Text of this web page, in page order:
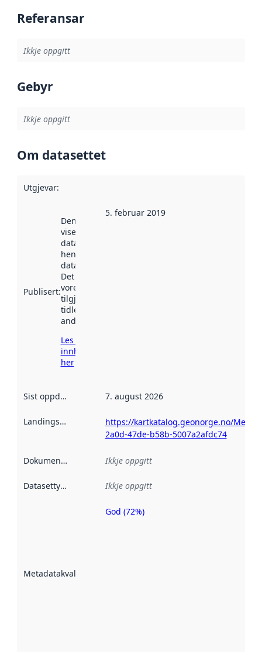
Referansar
Ikkje oppgitt
Gebyr
Ikkje oppgitt
Om datasettet
Utgjevar:
Publisert:
Denne datoen
viser når
datasettet vart
henta inn av
data.norge.no.
Det kan ha
vore
tilgjengeleg
tidlegare
andre stader.
Les meir om
innhenting
her
5. februar 2019
Sist oppdatert 7. august 2026
Landingsside
https://kartkatalog.geonorge.no/
2a0d-47de-b58b-5007a2afdc74
Dokumentasjon Ikkje oppgitt
Datasettype Ikkje oppgitt
Metadatakvalitet
Metadatakvalitet
God (72%)